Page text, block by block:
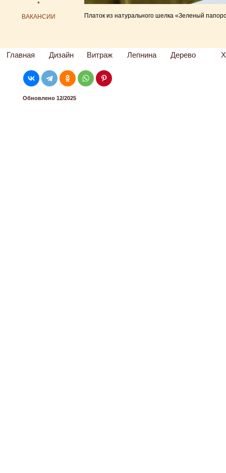
*
ВАКАНСИИ
Платок из натурального шелка «Зеленый
Главная Дизайн Витраж Лепнина Дерево
Обновлено 12/2025